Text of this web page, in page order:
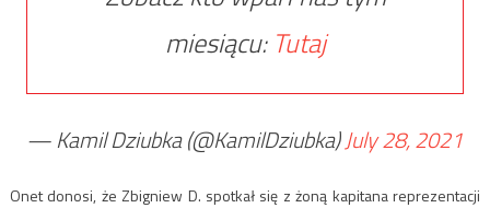
miesiącu: Tutaj
— Kamil Dziubka (@KamilDziubka)July 28, 2021
Onet donosi, że Zbigniew D. spotkał się z żoną kapitana reprezentacji